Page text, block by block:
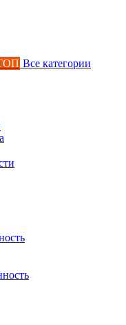
Все категории